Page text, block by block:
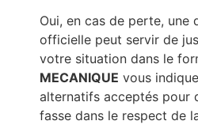
Oui, en cas de perte, une
officielle peut servir de
votre situation dans le
MECANIQUE vous
alternatifs acceptés pour
fasse dans le respect de